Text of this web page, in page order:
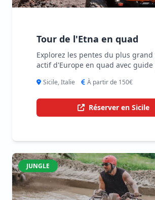
Tour de l'Etna en quad
Explorez les pentes du plus grand
actif d'Europe en quad avec guide
Sicile, Italie À partir de 150€
Réserver en Sicile
JUNGLE